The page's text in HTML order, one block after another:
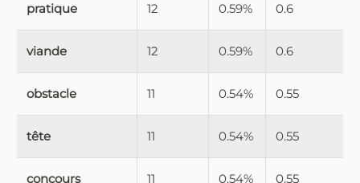
pratique 12 0.59% 0.6
viande 12 0.59% 0.6
obstacle 11 0.54% 0.55
tête 11 0.54% 0.55
concours 11 0.54% 0.55